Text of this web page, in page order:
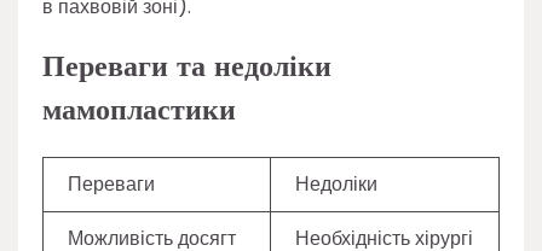
в пахвовій зоні).
Переваги та недоліки
мамопластики
Переваги
Недоліки
Можливість досягт
Необхідність хірургі